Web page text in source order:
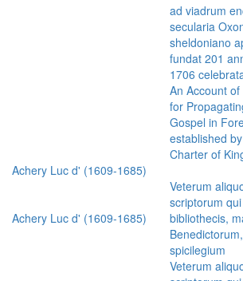
ad viadrum
secularia
sheldoniano
fundat 201
1706
An Account
for
Gospel in
established
Charter of
Achery Luc d' (1609-1685)
Achery Luc d' (1609-1685)
Veterum
scriptorum
bibliothecis,
spicilegium
Veterum